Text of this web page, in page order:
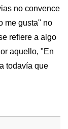
no convence
me gusta" no
refiere a algo
aquello, "En
todavía que